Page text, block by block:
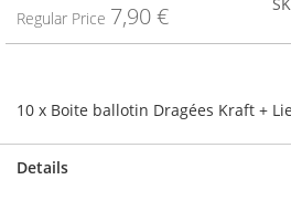
images
gallery
Regular Price 7,90 €
10 x Boite ballotin Dragées Kraft +
Details